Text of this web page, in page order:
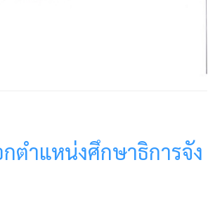
ตำแหน่งศึกษาธิการจัง